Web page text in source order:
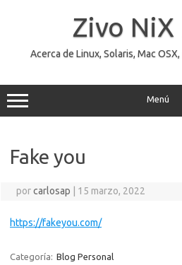
Zivo NiX
Acerca de Linux, Solaris, Mac
Menú
Fake you
porcarlosap 15 marzo, 2022
https://fakeyou.com/
Categoría: Blog Personal